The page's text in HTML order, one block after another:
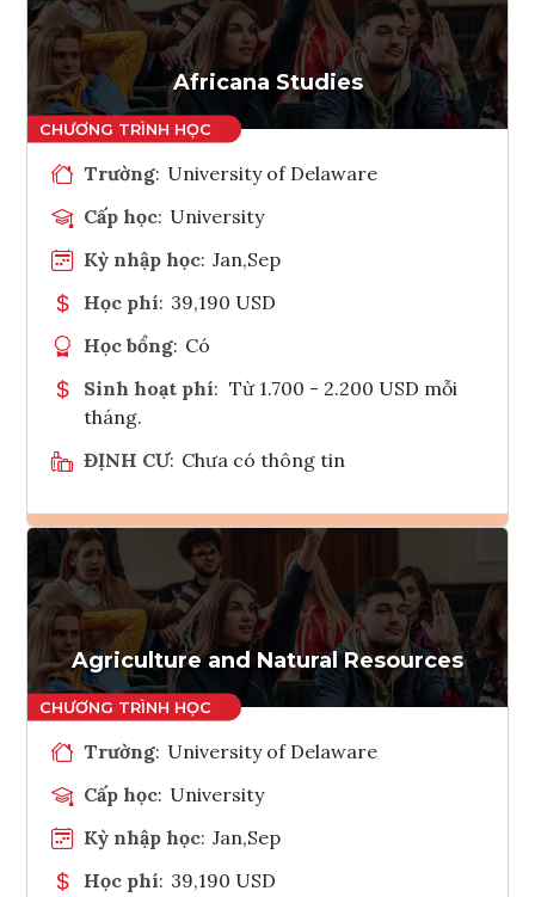
Tham vấn Interlink
Africana Studies
Trường: University of Delaware
Cấp học: University
Kỳ nhập học: Jan,Sep
Học phí: 39,190 USD
Học bổng: Có
Sinh hoạt phí: Từ 1.700 - 2.200 USD mỗi
tháng.
ĐỊNH CƯ: Chưa có thông tin
Ghi danh
Tham vấn Interlink
Agriculture and Natural Resources
Trường: University of Delaware
Cấp học: University
Kỳ nhập học: Jan,Sep
Học phí: 39,190 USD